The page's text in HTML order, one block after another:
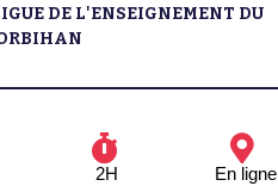
DE L'ENSEIGNEMENT DU
2H En ligne